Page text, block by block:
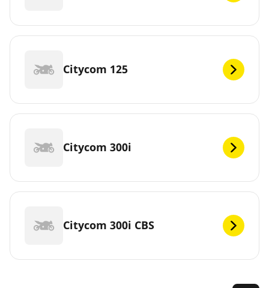
Citycom 125
Citycom 300i
Citycom 300i CBS